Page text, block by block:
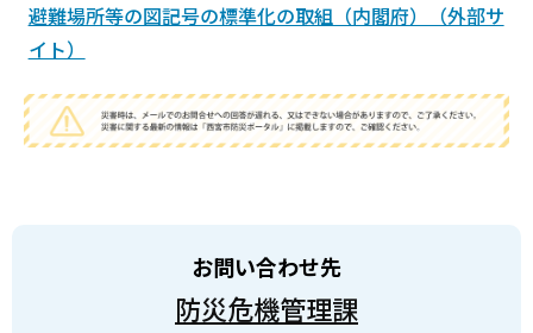
避難場所等の図記号の標準化の取組（内閣府）（外部サ
イト）
お問い合わせ先
防災危機管理課